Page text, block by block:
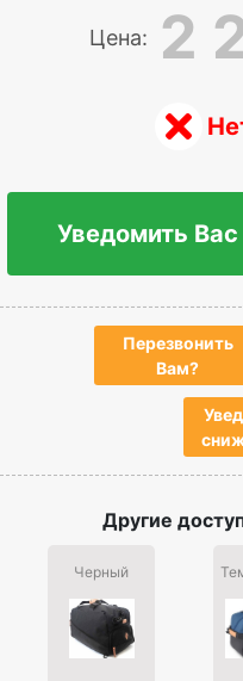
Цена: 2
Уведомить Вас
Перезвонить
Вам?
Другие
Черный